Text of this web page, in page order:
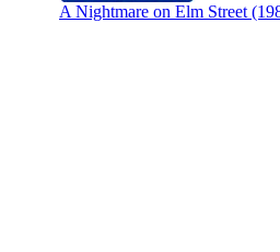
A Nightmare on Elm Street